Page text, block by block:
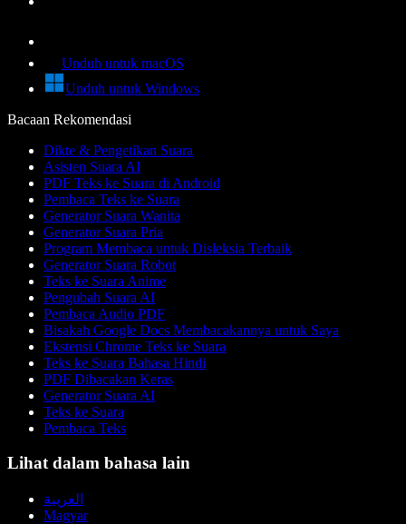
Unduh untuk macOS
Unduh untuk Windows
Bacaan Rekomendasi
Dikte & Pengetikan Suara
Asisten Suara AI
PDF Teks ke Suara di Android
Pembaca Teks ke Suara
Generator Suara Wanita
Generator Suara Pria
Program Membaca untuk Disleksia Terbaik
Generator Suara Robot
Teks ke Suara Anime
Pengubah Suara AI
Pembaca Audio PDF
Bisakah Google Docs Membacakannya untuk Saya
Ekstensi Chrome Teks ke Suara
Teks ke Suara Bahasa Hindi
PDF Dibacakan Keras
Generator Suara AI
Teks ke Suara
Pembaca Teks
Lihat dalam bahasa lain
العربية
Magyar